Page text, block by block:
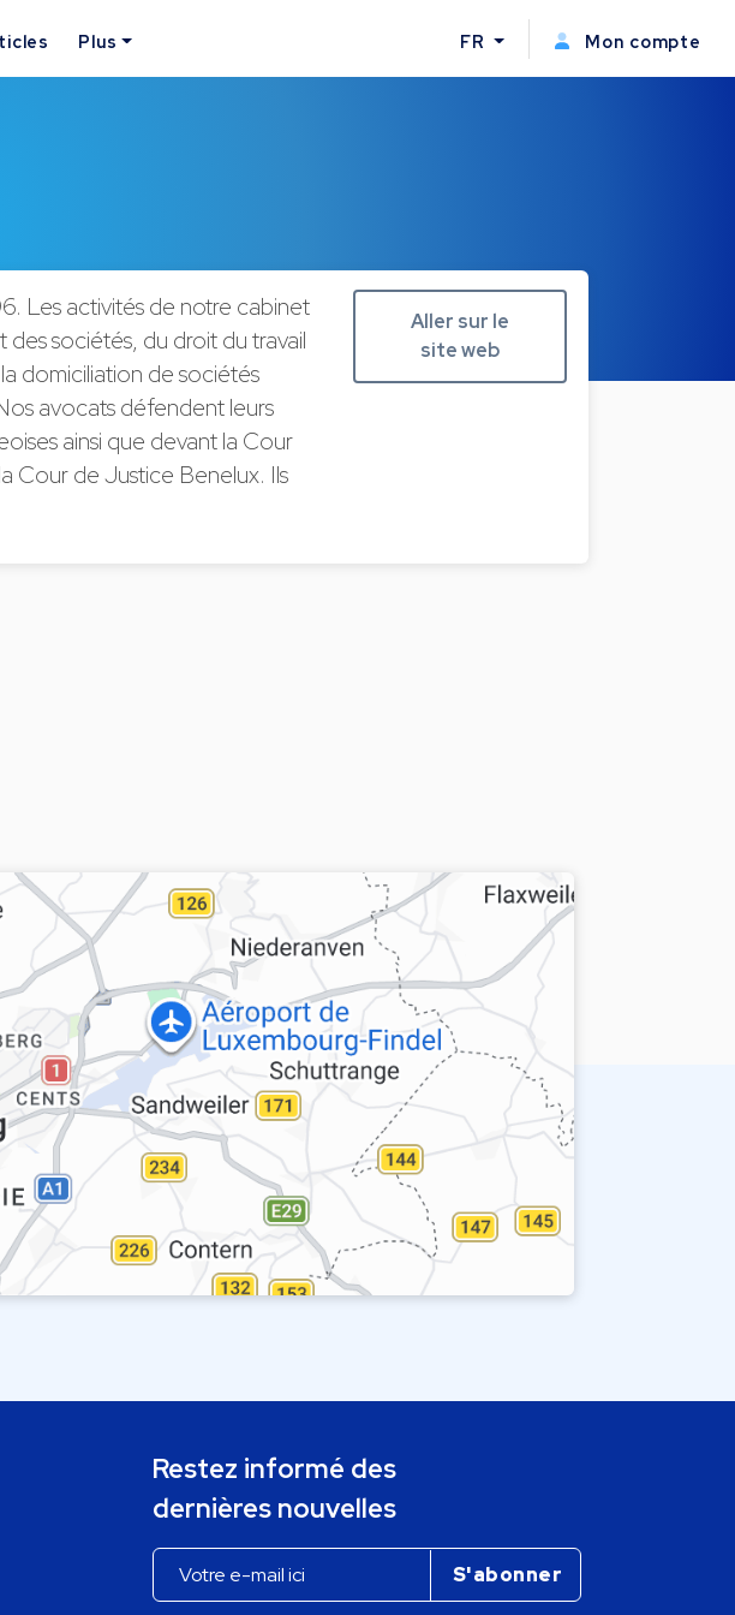
Plus FR Mon compte
Les activités de notre cabinet
sociétés, du droit du travail
domiciliation de sociétés
avocats défendent leurs
ainsi que devant la Cour
Cour de Justice Benelux. Ils
Aller sur le
site web
Restez informé des
dernières nouvelles